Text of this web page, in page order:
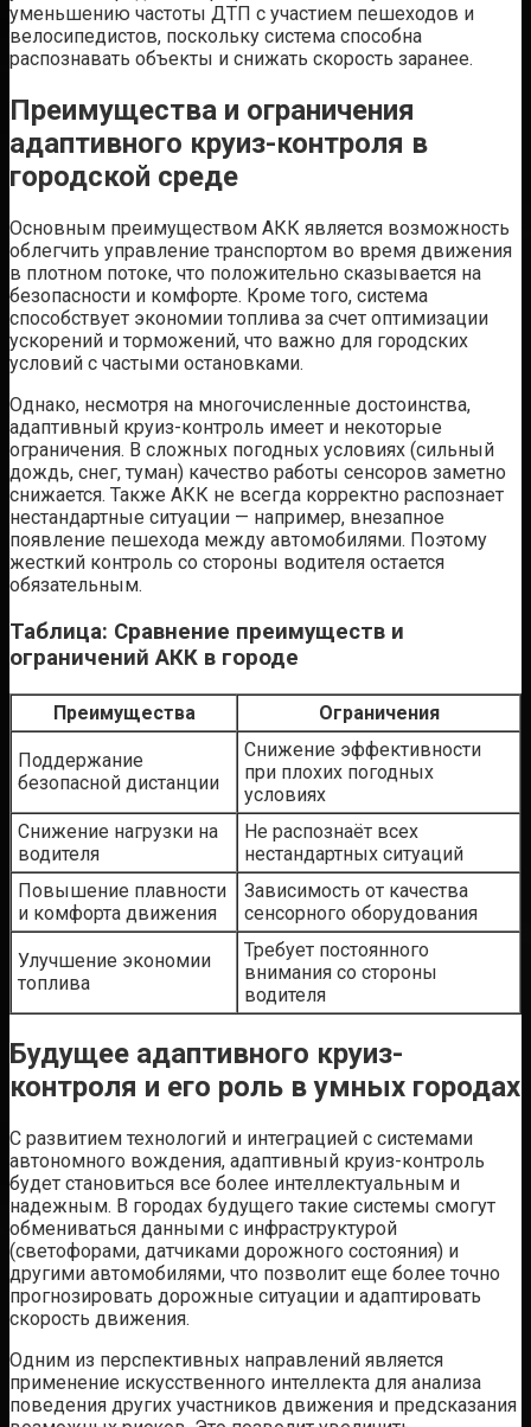
уменьшению частоты ДТП с участием пешеходов и
велосипедистов, поскольку система способна
распознавать объекты и снижать скорость заранее.
Преимущества и ограничения
адаптивного круиз-контроля в
городской среде
Основным преимуществом АКК является возможность
облегчить управление транспортом во время движения
в плотном потоке, что положительно сказывается на
безопасности и комфорте. Кроме того, система
способствует экономии топлива за счет оптимизации
ускорений и торможений, что важно для городских
условий с частыми остановками.
Однако, несмотря на многочисленные достоинства,
адаптивный круиз-контроль имеет и некоторые
ограничения. В сложных погодных условиях (сильный
дождь, снег, туман) качество работы сенсоров заметно
снижается. Также АКК не всегда корректно распознает
нестандартные ситуации — например, внезапное
появление пешехода между автомобилями. Поэтому
жесткий контроль со стороны водителя остается
обязательным.
Таблица: Сравнение преимуществ и
ограничений АКК в городе
Преимущества Ограничения
Поддержание
безопасной дистанции
Снижение эффективности
при плохих погодных
условиях
Снижение нагрузки на
водителя
Не распознаёт всех
нестандартных ситуаций
Повышение плавности
и комфорта движения
Зависимость от качества
сенсорного оборудования
Улучшение экономии
топлива
Требует постоянного
внимания со стороны
водителя
Будущее адаптивного круиз-
контроля и его роль в умных городах
С развитием технологий и интеграцией с системами
автономного вождения, адаптивный круиз-контроль
будет становиться все более интеллектуальным и
надежным. В городах будущего такие системы смогут
обмениваться данными с инфраструктурой
(светофорами, датчиками дорожного состояния) и
другими автомобилями, что позволит еще более точно
прогнозировать дорожные ситуации и адаптировать
скорость движения.
Одним из перспективных направлений является
применение искусственного интеллекта для анализа
поведения других участников движения и предсказания